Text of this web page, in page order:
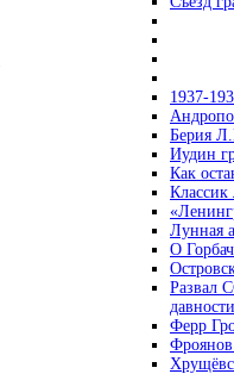
1937-
Берия
Иудин
Как
Лунная
О
Развал
давности
Ферр